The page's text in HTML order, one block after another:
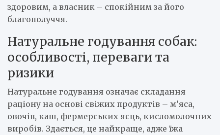
здоровим, а власник – спокійним за його
благополуччя.
Натуральне годування собак:
особливості, переваги та
ризики
Натуральне годування означає складання
раціону на основі свіжих продуктів – м’яса,
овочів, каш, фермерських яєць, кисломолочних
виробів. Здається, це найкраще, адже їжа